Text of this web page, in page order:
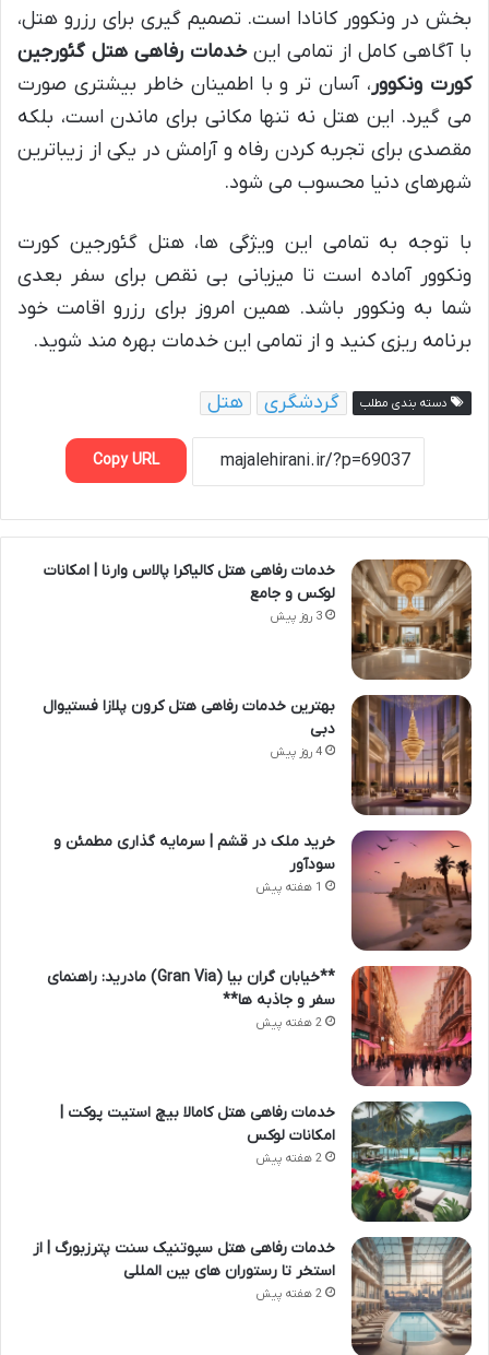
بخش در ونکوور کانادا است. تصمیم گیری برای رزرو هتل،
با آگاهی کامل از تمامی اینخدمات رفاهی هتل گئورجین
کورت ونکوور ، آسان تر و با اطمینان خاطر بیشتری صورت
می گیرد. این هتل نه تنها مکانی برای ماندن است، بلکه
مقصدی برای تجربه کردن رفاه و آرامش در یکی از زیباترین
شهرهای دنیا محسوب می شود.
با توجه به تمامی این ویژگی ها، هتل گئورجین کورت
ونکوور آماده است تا میزبانی بی نقص برای سفر بعدی
شما به ونکوور باشد. همین امروز برای رزرو اقامت خود
برنامه ریزی کنید و از تمامی این خدمات بهره مند شوید.
دسته بندی مطلب گردشگری هتل
Copy URL
خدمات رفاهی هتل کالیاکرا پالاس وارنا | امکانات
لوکس و جامع
3 روز پیش
بهترین خدمات رفاهی هتل کرون پلازا فستیوال
دبی
4 روز پیش
خرید ملک در قشم | سرمایه گذاری مطمئن و
سودآور
1 هفته پیش
**خیابان گران بیا (Gran Via) مادرید: راهنمای
سفر و جاذبه ها**
2 هفته پیش
خدمات رفاهی هتل کامالا بیچ استیت پوکت |
امکانات لوکس
2 هفته پیش
خدمات رفاهی هتل سپوتنیک سنت پترزبورگ | از
استخر تا رستوران های بین المللی
2 هفته پیش